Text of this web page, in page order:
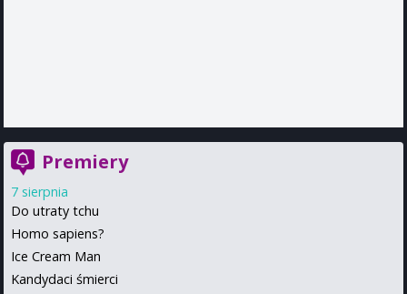
Premiery
7 sierpnia
Do utraty tchu
Homo sapiens?
Ice Cream Man
Kandydaci śmierci